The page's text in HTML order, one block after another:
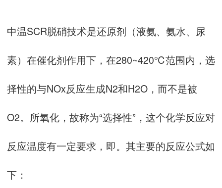
中温SCR脱硝技术是还原剂（液氨、氨水、尿
素）在催化剂作用下，在280~420℃范围内，选
择性的与NOx反应生成N2和H2O，而不是被
O2。所氧化，故称为“选择性”，这个化学反应对
反应温度有一定要求，即。其主要的反应公式如
下：